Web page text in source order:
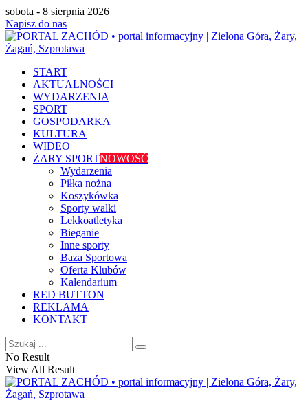
sobota - 8 sierpnia 2026
Napisz do nas
START
AKTUALNOŚCI
WYDARZENIA
SPORT
GOSPODARKA
KULTURA
WIDEO
ŻARY SPORTNOWOŚĆ
Wydarzenia
Piłka nożna
Koszykówka
Sporty walki
Lekkoatletyka
Bieganie
Inne sporty
Baza Sportowa
Oferta Klubów
Kalendarium
RED BUTTON
REKLAMA
KONTAKT
No Result
View All Result